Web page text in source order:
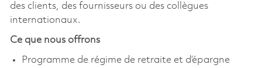
des clients, des fournisseurs ou des collègues
internationaux.
Ce que nous offrons
Programme de régime de retraite et d’épargne